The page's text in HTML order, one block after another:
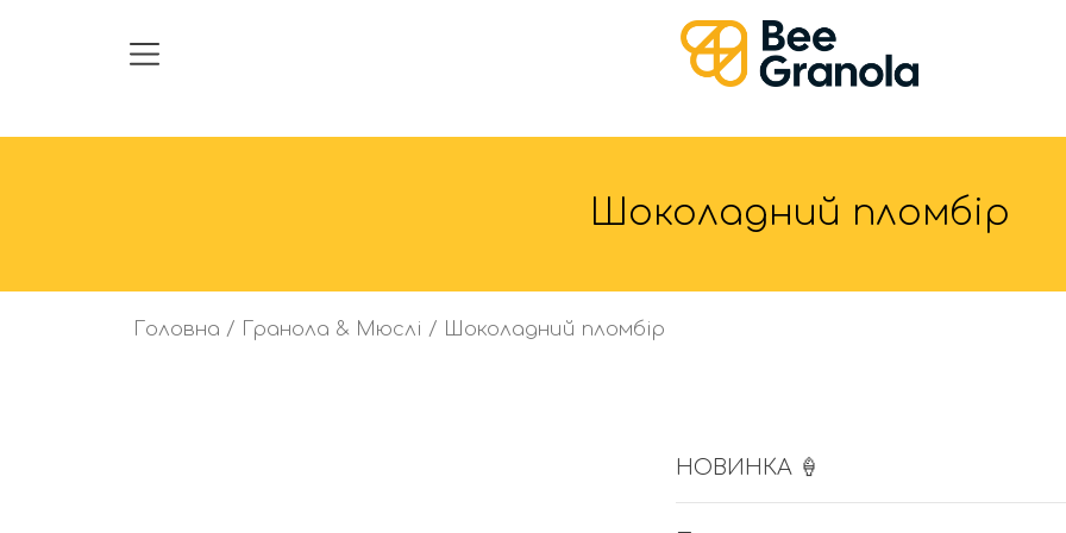
Шоколадний пломбір
Головна / Гранола & Мюслі / Шоколадний пломбір
НОВИНКА 🍦